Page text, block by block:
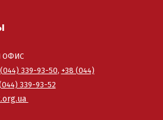
ОФИС
339-93-50, +38 (044)
339-93-52